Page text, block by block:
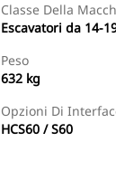
Classe Della
Escavatori da 14-
Peso
632 kg
Opzioni Di
HCS60 / S60